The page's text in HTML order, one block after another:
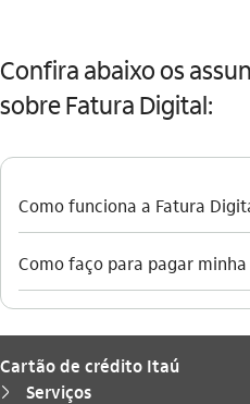
Confira abaixo os
sobre Fatura Digital:
Como funciona a Fatura
Como faço para pagar minha
Cartão de crédito Itaú
seta_direita Serviços